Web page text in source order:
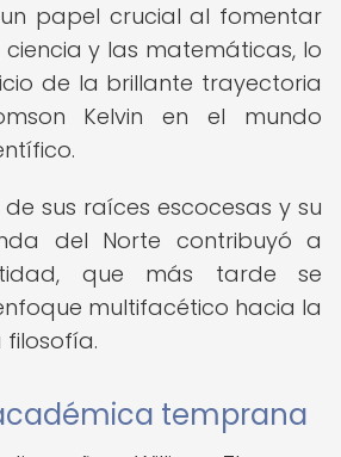
papel crucial al fomentar
y las matemáticas, lo
de la brillante trayectoria
Kelvin en el mundo
sus raíces escocesas y su
del Norte contribuyó a
que más tarde se
multifacético hacia la
filosofía.
temprana